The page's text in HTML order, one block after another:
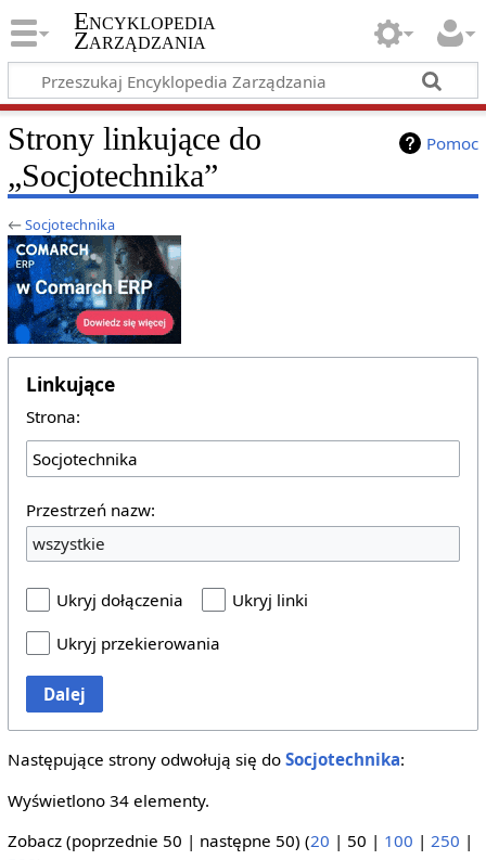
Encyklopedia
Zarządzania
Pomoc
Strony linkujące do
„Socjotechnika”
←Socjotechnika
Linkujące
Strona:
Przestrzeń nazw:
wszystkie
Ukryj dołączenia
Ukryj linki
Ukryj przekierowania
Dalej
Następujące strony odwołują się do Socjotechnika:
Wyświetlono 34 elementy.
Zobacz (poprzednie 50 | następne 50) (20 | 50 | 100 | 250 |